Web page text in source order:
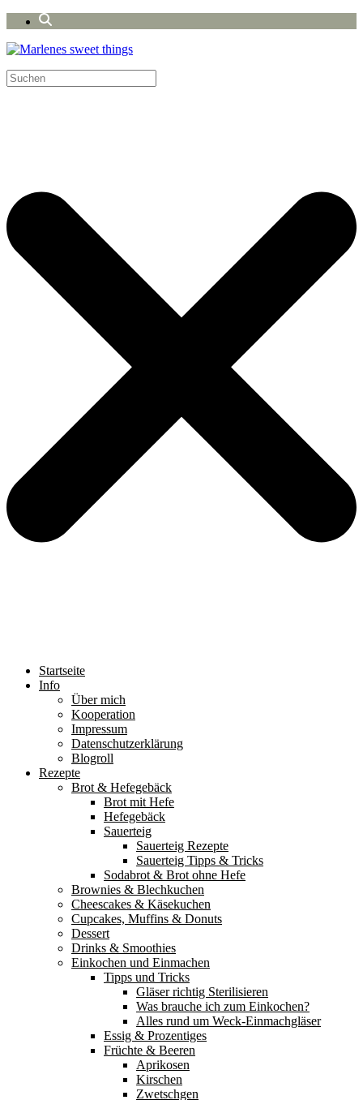
Startseite
Info
Über mich
Kooperation
Impressum
Datenschutzerklärung
Blogroll
Rezepte
Brot & Hefegebäck
Brot mit Hefe
Hefegebäck
Sauerteig
Sauerteig Rezepte
Sauerteig Tipps & Tricks
Sodabrot & Brot ohne Hefe
Brownies & Blechkuchen
Cheescakes & Käsekuchen
Cupcakes, Muffins & Donuts
Dessert
Drinks & Smoothies
Einkochen und Einmachen
Tipps und Tricks
Gläser richtig Sterilisieren
Was brauche ich zum Einkochen?
Alles rund um Weck-Einmachgläser
Essig & Prozentiges
Früchte & Beeren
Aprikosen
Kirschen
Zwetschgen